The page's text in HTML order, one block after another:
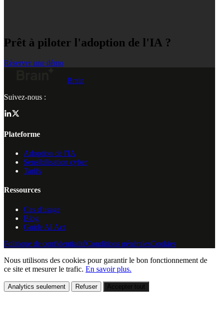
Prêt à piloter l'adoption de l'IA ?
Réserver une démo
Brain
Suivez-nous :
Plateforme
Adoption de l'IA
Sensibilisation cyber
Tarifs
Ressources
Cas d'usage
Blog
Guide AI Act
Politique de confidentialitéConditions généralesCookies
Nous utilisons des cookies pour garantir le bon fonctionnement de
ce site et mesurer le trafic. En savoir plus.
Analytics seulement Refuser Accepter tout